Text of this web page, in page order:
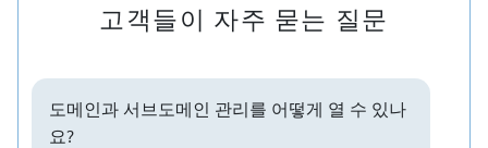
고객들이 자주 묻는 질문
도메인과 서브도메인 관리를 어떻게 열 수 있나
요?